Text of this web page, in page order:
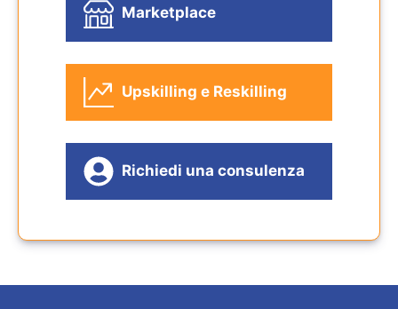
Marketplace
Upskilling e Reskilling
Richiedi una consulenza